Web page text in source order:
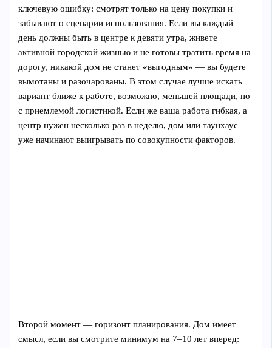
ключевую ошибку: смотрят только на цену покупки и
забывают о сценарии использования. Если вы каждый
день должны быть в центре к девяти утра, живете
активной городской жизнью и не готовы тратить время на
дорогу, никакой дом не станет «выгодным» — вы будете
вымотаны и разочарованы. В этом случае лучше искать
вариант ближе к работе, возможно, меньшей площади, но
с приемлемой логистикой. Если же ваша работа гибкая, а
центр нужен несколько раз в неделю, дом или таунхаус
уже начинают выигрывать по совокупности факторов.
Второй момент — горизонт планирования. Дом имеет
смысл, если вы смотрите минимум на 7–10 лет вперед: